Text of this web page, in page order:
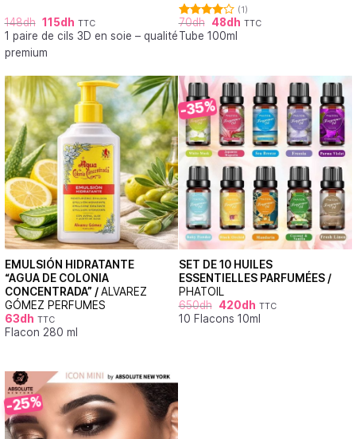
148dh 115dh TTC
1 paire de cils 3D en soie – qualité
premium
Note
4.00sur
(1)
70dh 48dh TTC
Tube 100ml
EMULSIÓN HIDRATANTE
“AGUA DE COLONIA
CONCENTRADA” /ALVAREZ
GÓMEZ PERFUMES
63dh TTC
Flacon 280 ml
-35%
SET DE 10 HUILES
ESSENTIELLES PARFUMÉES /
PHATOIL
650dh 420dh TTC
10 Flacons 10ml
-25%